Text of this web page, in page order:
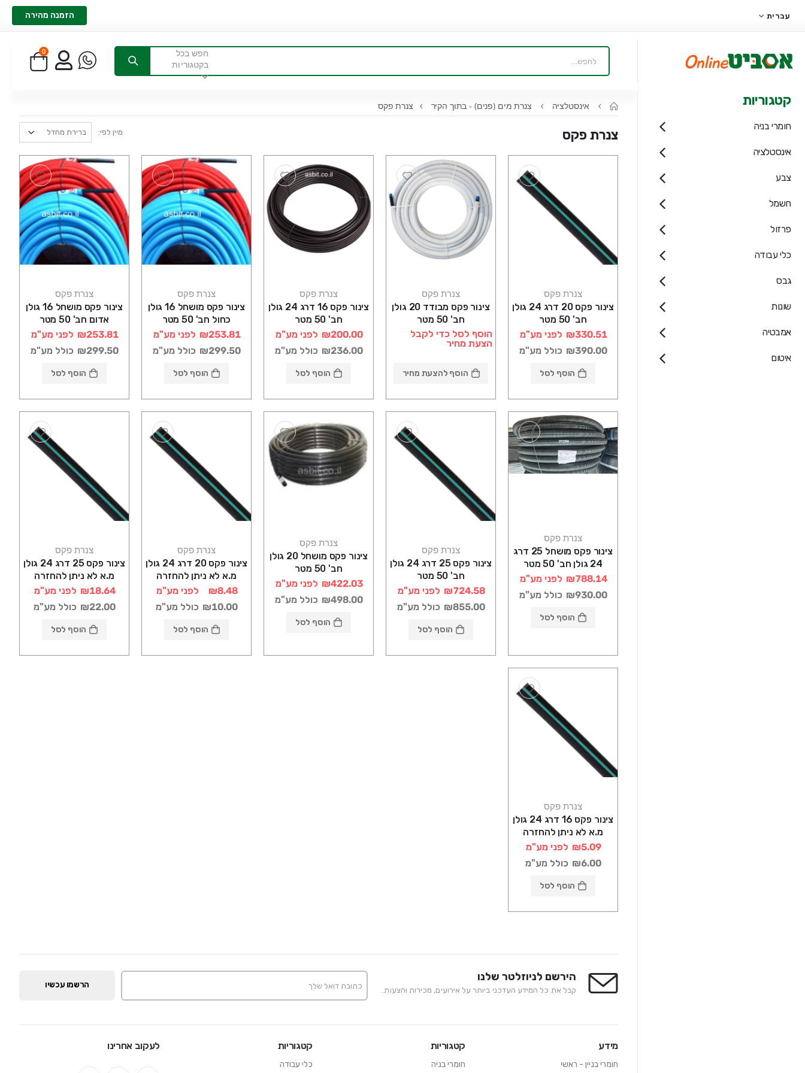
עברית הזמנה מהירה
חפש בכל
בקטגוריות
0
קטגוריות
חומרי בניה
אינסטלציה
צבע
חשמל
פרזול
כלי עבודה
גבס
שונות
אמבטיה
איטום
אינסטלציה צנרת מים (פנים) - בתוך הקיר צנרת פקס
צנרת פקס מיין לפי:
צנרת פקס
צינור פקס 20 דרג 24 גולן
חב' 50 מטר
₪330.51 לפני מע"מ
₪390.00 כולל מע"מ
הוסף לסל
צנרת פקס
צינור פקס מבודד 20 גולן
חב' 50 מטר
הוסף לסל כדי לקבל
הצעת מחיר
הוסף להצעת מחיר
צנרת פקס
צינור פקס 16 דרג 24 גולן
חב' 50 מטר
₪200.00 לפני מע"מ
₪236.00 כולל מע"מ
הוסף לסל
צנרת פקס
צינור פקס מושחל 16 גולן
כחול חב' 50 מטר
₪253.81 לפני מע"מ
₪299.50 כולל מע"מ
הוסף לסל
צנרת פקס
צינור פקס מושחל 16 גולן
אדום חב' 50 מטר
₪253.81 לפני מע"מ
₪299.50 כולל מע"מ
הוסף לסל
צנרת פקס
צינור פקס מושחל 25 דרג
24 גולן חב' 50 מטר
₪788.14 לפני מע"מ
₪930.00 כולל מע"מ
הוסף לסל
צנרת פקס
צינור פקס 25 דרג 24 גולן
חב' 50 מטר
₪724.58 לפני מע"מ
₪855.00 כולל מע"מ
הוסף לסל
צנרת פקס
צינור פקס מושחל 20 גולן
חב' 50 מטר
₪422.03 לפני מע"מ
₪498.00 כולל מע"מ
הוסף לסל
צנרת פקס
צינור פקס 20 דרג 24 גולן
מ.א לא ניתן להחזרה
₪8.48
לפני מע"מ
₪10.00 כולל מע"מ
הוסף לסל
צנרת פקס
צינור פקס 25 דרג 24 גולן
מ.א לא ניתן להחזרה
₪18.64 לפני מע"מ
₪22.00 כולל מע"מ
הוסף לסל
צנרת פקס
צינור פקס 16 דרג 24 גולן
מ.א לא ניתן להחזרה
₪5.09 לפני מע"מ
₪6.00 כולל מע"מ
הוסף לסל
הירשם לניוזלטר שלנו
קבל את כל המידע העדכני ביותר על אירועים, מכירות והצעות.
הרשמו עכשיו
מידע
חומרי בניין - ראשי
קטגוריות
חומרי בניה
קטגוריות
כלי עבודה
לעקוב אחרינו